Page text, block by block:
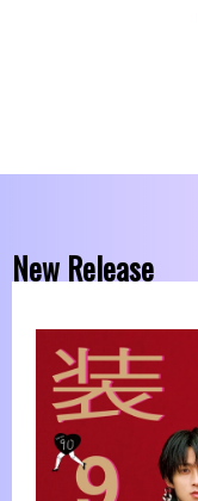
New Release